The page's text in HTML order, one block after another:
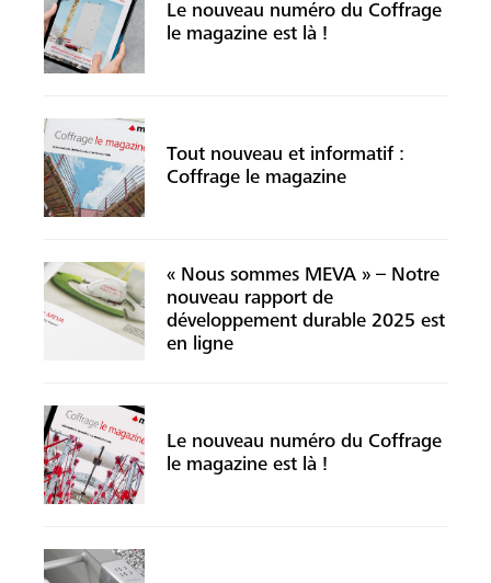
Le nouveau numéro du Coffrage
le magazine est là !
Tout nouveau et informatif :
Coffrage le magazine
« Nous sommes MEVA » – Notre
nouveau rapport de
développement durable 2025 est
en ligne
Le nouveau numéro du Coffrage
le magazine est là !